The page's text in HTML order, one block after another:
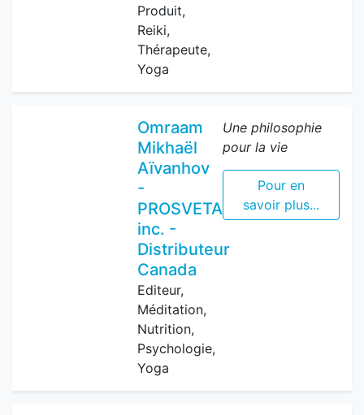
Produit,
Reiki,
Thérapeute,
Yoga
Omraam
Mikhaël
Aïvanhov
-
PROSVETA
inc. -
Distributeur
Canada
Editeur,
Méditation,
Nutrition,
Psychologie,
Yoga
Une philosophie
pour la vie
Pour en
savoir plus...